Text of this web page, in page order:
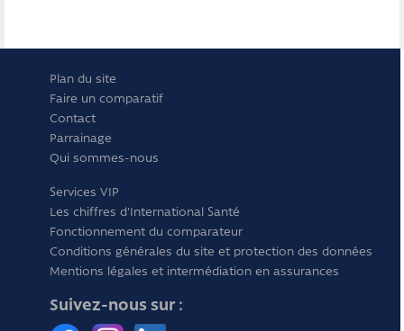
Plan du site
Faire un comparatif
Contact
Parrainage
Qui sommes-nous
Services VIP
Les chiffres d'International Santé
Fonctionnement du comparateur
Conditions générales du site et protection des données
Mentions légales et intermédiation en assurances
Suivez-nous sur :